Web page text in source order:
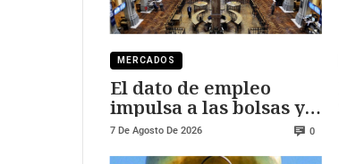
MERCADOS
El dato de empleo
impulsa a las bolsas y
al sector tecnológico
7 De Agosto De 2026 0